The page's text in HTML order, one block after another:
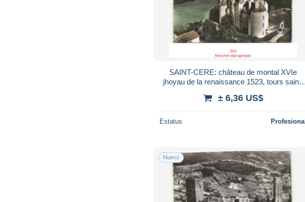
SAINT-CERE: château de montal XVIe
jhoyau de la renaissance 1523, tours saint-
± 6,36 US$
Estatus Profesional
Nuevo